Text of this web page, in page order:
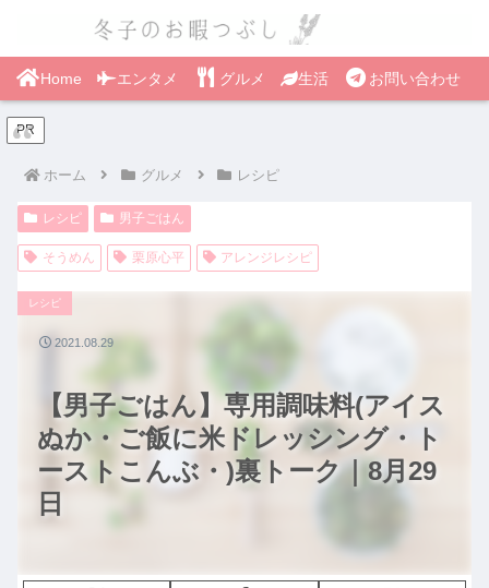
Home エンタメ グルメ 生活 お問い合わせ
PR
ホーム グルメ レシピ
レシピ 男子ごはん
そうめん 栗原心平 アレンジレシピ
【男子ごはん】専用調味料(アイス
ぬか・ご飯に米ドレッシング・ト
ーストこんぶ・)裏トーク｜8月29
日
レシピ
2021.08.29